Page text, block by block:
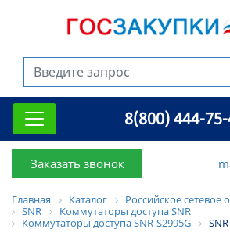
8(800) 444-
Заказать звонок
Главная Каталог
Российское сетевое
SNR
Коммутаторы доступа SNR
Коммутаторы доступа SNR-S2995G